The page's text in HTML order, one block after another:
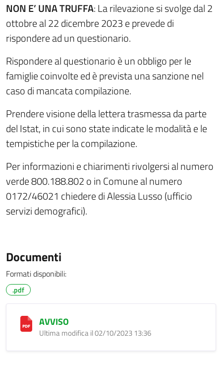
NON E’ UNA TRUFFA: La rilevazione si svolge dal 2
ottobre al 22 dicembre 2023 e prevede di
rispondere ad un questionario.
Rispondere al questionario è un obbligo per le
famiglie coinvolte ed è prevista una sanzione nel
caso di mancata compilazione.
Prendere visione della lettera trasmessa da parte
del Istat, in cui sono state indicate le modalità e le
tempistiche per la compilazione.
Per informazioni e chiarimenti rivolgersi al numero
verde 800.188.802 o in Comune al numero
0172/46021 chiedere di Alessia Lusso (ufficio
servizi demografici).
Documenti
Formati disponibili:
.pdf
AVVISO
Ultima modifica il 02/10/2023 13:36